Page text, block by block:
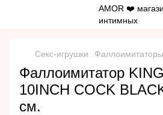
Секс-игрушки Фаллоимитаторы
Фаллоимитатор
10INCH COCK
см.